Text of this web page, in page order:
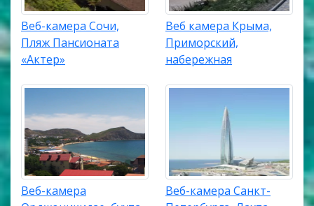
Веб-камера Сочи,
Пляж Пансионата
«Актер»
Веб камера Крыма,
Приморский,
набережная
Веб-камера
Веб-камера Санкт-